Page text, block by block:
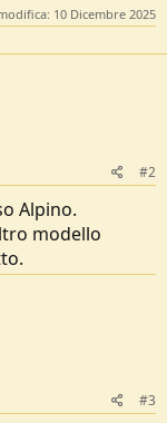
10 Dicembre 2025
#2
Alpino.
modello
#3